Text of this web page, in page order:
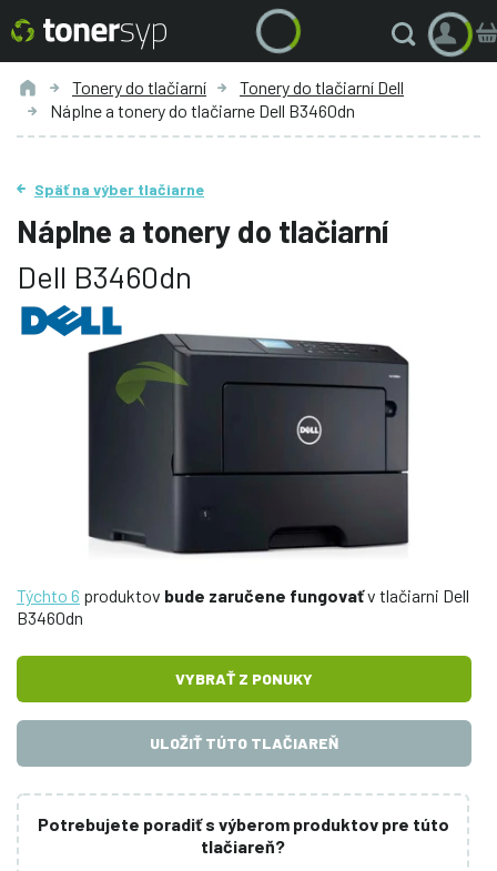
Tonery do tlačiarní
Tonery do tlačiarní Dell
Náplne a tonery do tlačiarne Dell B3460dn
Späť na výber tlačiarne
Náplne a tonery do tlačiarní
Dell B3460dn
Týchto 6 produktov bude zaručene fungovaťv tlačiarni Dell
B3460dn
VYBRAŤ Z PONUKY
ULOŽIŤ TÚTO TLAČIAREŇ
Potrebujete poradiť s výberom produktov pre túto
tlačiareň?